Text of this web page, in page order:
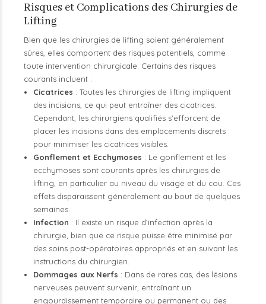
Risques et Complications des Chirurgies de
Lifting
Bien que les chirurgies de lifting soient généralement
sûres, elles comportent des risques potentiels, comme
toute intervention chirurgicale. Certains des risques
courants incluent :
Cicatrices : Toutes les chirurgies de lifting impliquent
des incisions, ce qui peut entraîner des cicatrices.
Cependant, les chirurgiens qualifiés s’efforcent de
placer les incisions dans des emplacements discrets
pour minimiser les cicatrices visibles.
Gonflement et Ecchymoses : Le gonflement et les
ecchymoses sont courants après les chirurgies de
lifting, en particulier au niveau du visage et du cou. Ces
effets disparaissent généralement au bout de quelques
semaines.
Infection : Il existe un risque d’infection après la
chirurgie, bien que ce risque puisse être minimisé par
des soins post-opératoires appropriés et en suivant les
instructions du chirurgien.
Dommages aux Nerfs : Dans de rares cas, des lésions
nerveuses peuvent survenir, entraînant un
engourdissement temporaire ou permanent ou des